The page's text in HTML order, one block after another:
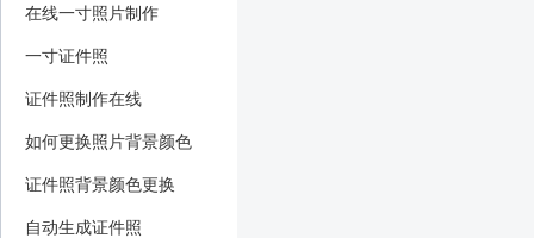
在线一寸照片制作
一寸证件照
证件照制作在线
如何更换照片背景颜色
证件照背景颜色更换
自动生成证件照